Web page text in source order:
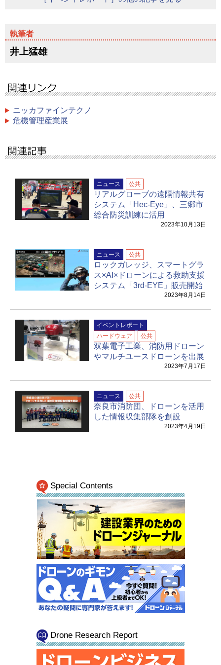
井上猛雄
ニッカファインテクノ
危機管理産業展
ニュース 公共
リアルグローブの遠隔情報共有
システム「Hec-Eye」、三郷市
総合防災訓練に活用
2023年10月13日
ニュース 公共
ロックガレッジ、スマートグラ
ス×AI×ドローンによる救助支援
システム「3rd-EYE」販売開始
2023年8月14日
イベントレポート
ハードウェア
公共
双葉電子工業、消防用ドローン
やマルチユースドローンを出展
2023年7月17日
ニュース 公共
奈良市消防団、ドローンを活用
した情報収集部隊を創設
2023年4月19日
Special Contents
Drone Research Report